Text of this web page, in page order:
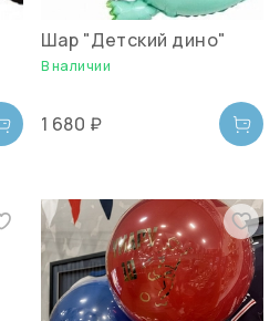
Шар "Детский дино"
В наличии
1 680 ₽